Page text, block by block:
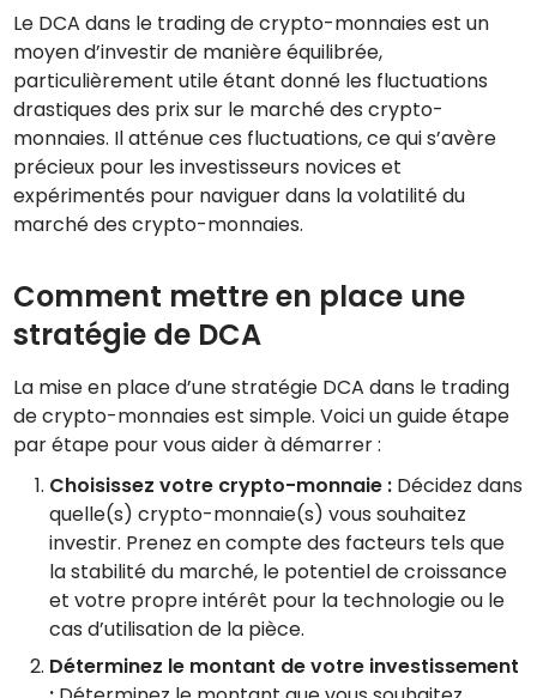
Le DCA dans le trading de crypto-monnaies est un
moyen d’investir de manière équilibrée,
particulièrement utile étant donné les fluctuations
drastiques des prix sur le marché des crypto-
monnaies. Il atténue ces fluctuations, ce qui s’avère
précieux pour les investisseurs novices et
expérimentés pour naviguer dans la volatilité du
marché des crypto-monnaies.
Comment mettre en place une
stratégie de DCA
La mise en place d’une stratégie DCA dans le trading
de crypto-monnaies est simple. Voici un guide étape
par étape pour vous aider à démarrer :
Choisissez votre crypto-monnaie : Décidez dans
quelle(s) crypto-monnaie(s) vous souhaitez
investir. Prenez en compte des facteurs tels que
la stabilité du marché, le potentiel de croissance
et votre propre intérêt pour la technologie ou le
cas d’utilisation de la pièce.
Déterminez le montant de votre investissement